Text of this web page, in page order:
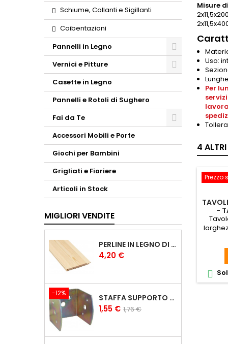
Schiume, Collanti e Sigillanti
Coibentazioni
Pannelli in Legno
Vernici e Pitture
Casette in Legno
Pannelli e Rotoli di Sughero
Fai da Te
Accessori Mobili e Porte
Giochi per Bambini
Grigliati e Fioriere
Articoli in Stock
MIGLIORI VENDITE
PERLINE IN LEGNO DI PINO DA RIVESTIMENTO DA 1X10 CM PERLINE 1CM
Prezzo
4,20 €
-12% STAFFA SUPPORTO A U PER TRAVI IN LEGNO LAMELLARE
Prezzo
1,55 € Prezzo
1,76 €
Misure
Uso:
Per
4
Prezzo
-
te.
